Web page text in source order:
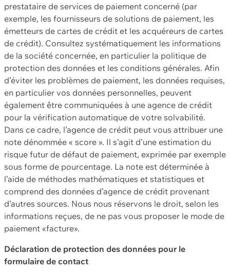
prestataire de services de paiement concerné (par
exemple, les fournisseurs de solutions de paiement, les
émetteurs de cartes de crédit et les acquéreurs de cartes
de crédit). Consultez systématiquement les informations
de la société concernée, en particulier la politique de
protection des données et les conditions générales. Afin
d’éviter les problèmes de paiement, les données requises,
en particulier vos données personnelles, peuvent
également être communiquées à une agence de crédit
pour la vérification automatique de votre solvabilité.
Dans ce cadre, l’agence de crédit peut vous attribuer une
note dénommée « score ». Il s’agit d’une estimation du
risque futur de défaut de paiement, exprimée par exemple
sous forme de pourcentage. La note est déterminée à
l’aide de méthodes mathématiques et statistiques et
comprend des données d’agence de crédit provenant
d’autres sources. Nous nous réservons le droit, selon les
informations reçues, de ne pas vous proposer le mode de
paiement «facture».
Déclaration de protection des données pour le
formulaire de contact